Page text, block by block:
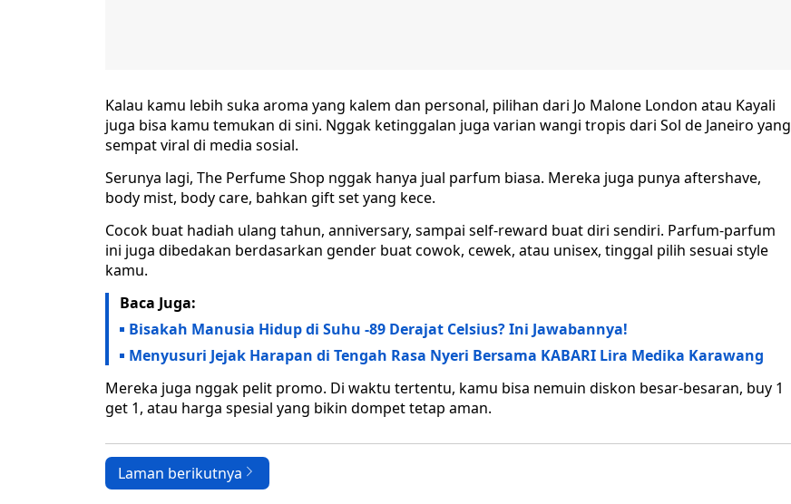
Kalau kamu lebih suka aroma yang kalem dan personal, pilihan dari Jo Malone London atau Kayali
juga bisa kamu temukan di sini. Nggak ketinggalan juga varian wangi tropis dari Sol de Janeiro yang
sempat viral di media sosial.
Serunya lagi, The Perfume Shop nggak hanya jual parfum biasa. Mereka juga punya aftershave,
body mist, body care, bahkan gift set yang kece.
Cocok buat hadiah ulang tahun, anniversary, sampai self-reward buat diri sendiri. Parfum-parfum
ini juga dibedakan berdasarkan gender buat cowok, cewek, atau unisex, tinggal pilih sesuai style
kamu.
Baca Juga:
Bisakah Manusia Hidup di Suhu -89 Derajat Celsius? Ini Jawabannya!
Menyusuri Jejak Harapan di Tengah Rasa Nyeri Bersama KABARI Lira Medika Karawang
Mereka juga nggak pelit promo. Di waktu tertentu, kamu bisa nemuin diskon besar-besaran, buy 1
get 1, atau harga spesial yang bikin dompet tetap aman.
Laman berikutnya